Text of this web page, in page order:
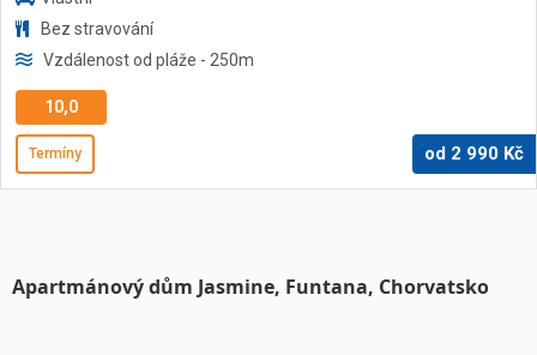
Bez stravování
Vzdálenost od pláže - 250m
10,0
Termíny od 2 990 Kč
Apartmánový dům Jasmine, Funtana, Chorvatsko